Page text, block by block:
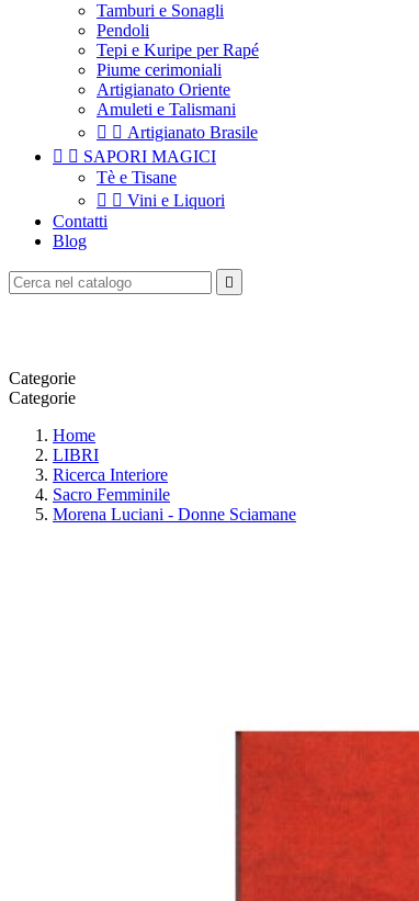
Tamburi e Sonagli
Pendoli
Tepi e Kuripe per Rapé
Piume cerimoniali
Artigianato Oriente
Amuleti e Talismani
  Artigianato Brasile
  SAPORI MAGICI
Tè e Tisane
  Vini e Liquori
Contatti
Blog

Categorie
Categorie
Home
LIBRI
Ricerca Interiore
Sacro Femminile
Morena Luciani - Donne Sciamane